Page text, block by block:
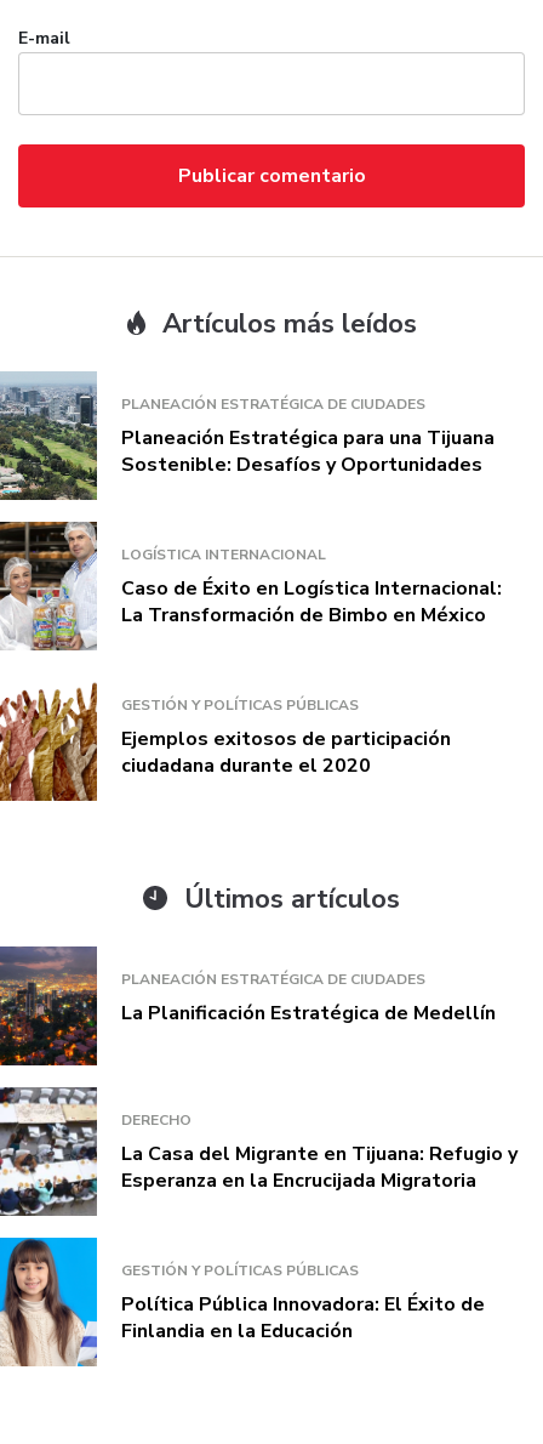
E-mail
Artículos más leídos
PLANEACIÓN ESTRATÉGICA DE CIUDADES
Planeación Estratégica para una Tijuana
Sostenible: Desafíos y Oportunidades
LOGÍSTICA INTERNACIONAL
Caso de Éxito en Logística Internacional:
La Transformación de Bimbo en México
GESTIÓN Y POLÍTICAS PÚBLICAS
Ejemplos exitosos de participación
ciudadana durante el 2020
Últimos artículos
PLANEACIÓN ESTRATÉGICA DE CIUDADES
La Planificación Estratégica de Medellín
DERECHO
La Casa del Migrante en Tijuana: Refugio y
Esperanza en la Encrucijada Migratoria
GESTIÓN Y POLÍTICAS PÚBLICAS
Política Pública Innovadora: El Éxito de
Finlandia en la Educación